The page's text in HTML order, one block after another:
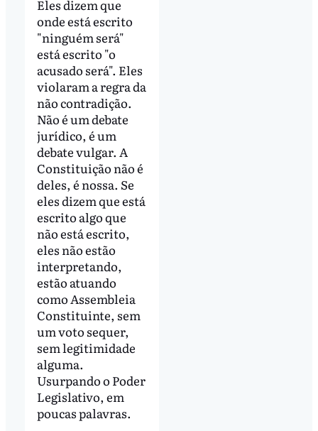
Eles dizem que
onde está escrito
"ninguém será"
está escrito "o
acusado será". Eles
violaram a regra da
não contradição.
Não é um debate
jurídico, é um
debate vulgar. A
Constituição não é
deles, é nossa. Se
eles dizem que está
escrito algo que
não está escrito,
eles não estão
interpretando,
estão atuando
como Assembleia
Constituinte, sem
um voto sequer,
sem legitimidade
alguma.
Usurpando o Poder
Legislativo, em
poucas palavras.